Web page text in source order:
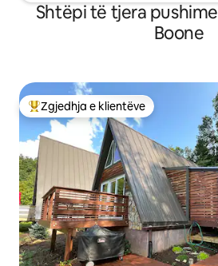
Shtëpi të tjera
Boone
Më të mirat e zgjedhjeve të klientëve
Zgjedhja e klientëve